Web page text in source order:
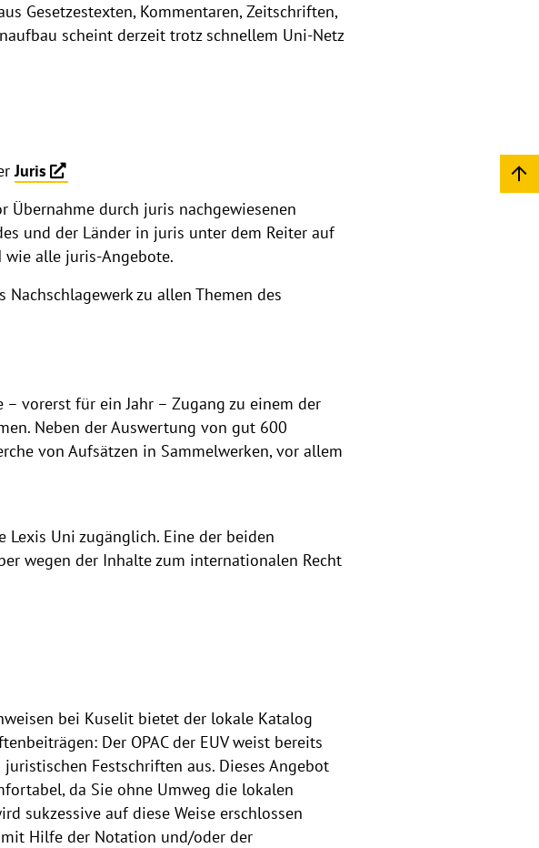
Gesetzestexten, Kommentaren, Zeitschriften,
scheint derzeit trotz schnellem Uni-Netz
Juris
durch juris nachgewiesenen
und der Länder in juris unter dem Reiter auf
wie alle juris-Angebote.
Nachschlagewerk zu allen Themen des
vorerst für ein Jahr – Zugang zu einem der
Neben der Auswertung von gut 600
von Aufsätzen in Sammelwerken, vor allem
Uni zugänglich. Eine der beiden
wegen der Inhalte zum internationalen Recht
bei Kuselit bietet der lokale Katalog
Der OPAC der EUV weist bereits
Festschriften aus. Dieses Angebot
da Sie ohne Umweg die lokalen
sukzessive auf diese Weise erschlossen
Hilfe der Notation und/oder der